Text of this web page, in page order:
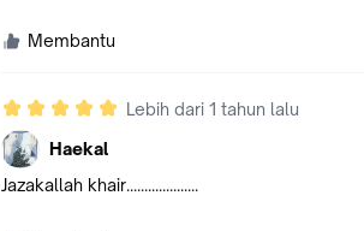
Membantu
Lebih dari 1 tahun lalu
Haekal
Jazakallah khair....................